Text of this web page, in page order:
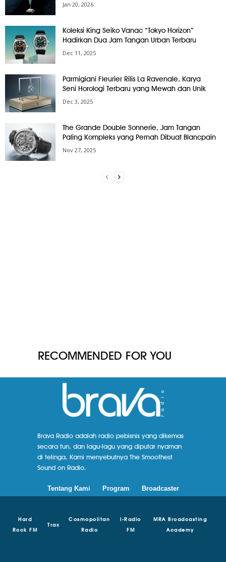
Jan 20, 2026
Koleksi King Seiko Vanac “Tokyo Horizon”
Hadirkan Dua Jam Tangan Urban Terbaru
Dec 11, 2025
Parmigiani Fleurier Rilis La Ravenale, Karya
Seni Horologi Terbaru yang Mewah dan Unik
Dec 3, 2025
The Grande Double Sonnerie, Jam Tangan
Paling Kompleks yang Pernah Dibuat Blancpain
Nov 27, 2025
RECOMMENDED FOR YOU
Brava Radio adalah radio pebisnis yang dikemas
secara fun, dan lagu-lagu yang diputar nyaman
di telinga. Kami menyebutnya The Smoothest
Sound on Radio.
Tentang Kami Program Broadcaster
Hard
Rock FM
Trax
Cosmopolitan
Radio
I-Radio
FM
MRA Broadcasting
Academy